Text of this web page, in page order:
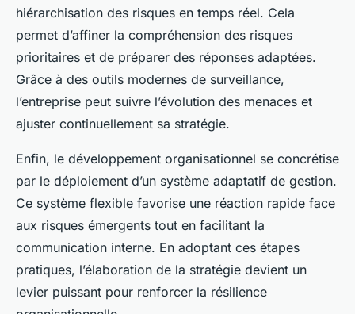
hiérarchisation des risques en temps réel. Cela
permet d’affiner la compréhension des risques
prioritaires et de préparer des réponses adaptées.
Grâce à des outils modernes de surveillance,
l’entreprise peut suivre l’évolution des menaces et
ajuster continuellement sa stratégie.
Enfin, le développement organisationnel se concrétise
par le déploiement d’un système adaptatif de gestion.
Ce système flexible favorise une réaction rapide face
aux risques émergents tout en facilitant la
communication interne. En adoptant ces étapes
pratiques, l’élaboration de la stratégie devient un
levier puissant pour renforcer la résilience